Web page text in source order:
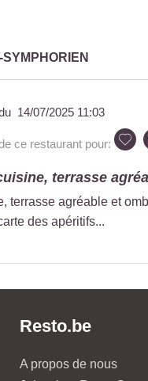
14/07/2025 11:03
ce restaurant pour:
terrasse
terrasse agréable et
des apéritifs...
Resto.be
A propos de nous